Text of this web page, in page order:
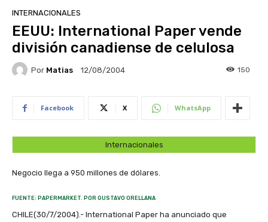
INTERNACIONALES
EEUU: International Paper vende
división canadiense de celulosa
Por Matias 12/08/2004 150
Facebook X WhatsApp
Internacionales
Negocio llega a 950 millones de dólares.
FUENTE: PAPERMARKET. POR GUSTAVO ORELLANA
CHILE(30/7/2004).- International Paper ha anunciado que